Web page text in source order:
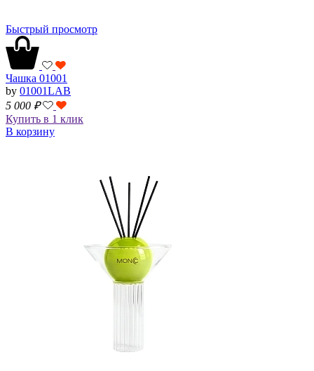
Быстрый просмотр
Чашка 01001
by 01001LAB
5 000 ₽
Купить в 1 клик
В корзину